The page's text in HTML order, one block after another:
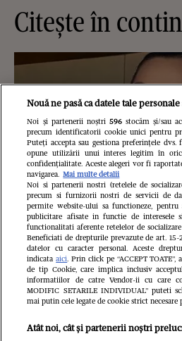
Citește în
Cu ce afecțiune a
Brigitte Pastramă
rău în India: ”De la
Nouă ne pasă ca datele tale
Noi și partenerii noștri 596stocăm și/sau
precum identificatorii cookie unici pentru
Puteți accepta sau gestiona preferințele
opune utilizării unui interes legitim în
confidențialitate. Aceste alegeri vor fi
navigarea. Mai multe detalii
Noi si partenerii nostri (retelele de
precum si furnizorii nostri de servicii de
permite website-ului sa functioneze,
publicitare afisate in functie de
functionalitati aferente retelelor de
Beneficiati de drepturile prevazute de art.
datelor cu caracter personal. Aceste
indicataaici. Prin click pe “ACCEPT
de tip Cookie, care implica inclusiv
informatiilor de catre Vendor-ii cu care
MODIFIC SETARILE INDIVIDUAL” puteti
mai putin cele legate de cookie strict
Atât noi, cât și partenerii noștri